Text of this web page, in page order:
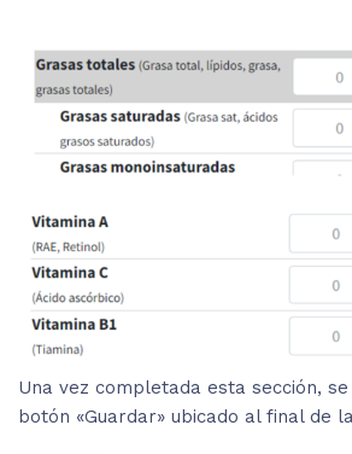
Una vez completada esta sección,
botón «Guardar» ubicado al final de